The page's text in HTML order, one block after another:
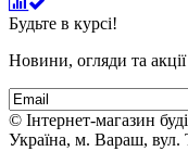
Будьте в курсі!
Новини, огляди та акції
© Інтернет-магазин
Україна, м. Вараш, вул.